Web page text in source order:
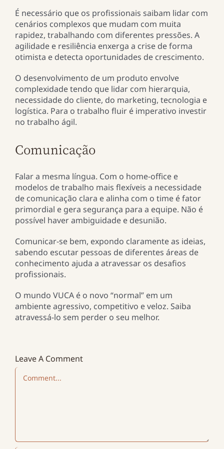
É necessário que os profissionais saibam lidar com
cenários complexos que mudam com muita
rapidez, trabalhando com diferentes pressões. A
agilidade e resiliência enxerga a crise de forma
otimista e detecta oportunidades de crescimento.
O desenvolvimento de um produto envolve
complexidade tendo que lidar com hierarquia,
necessidade do cliente, do marketing, tecnologia e
logística. Para o trabalho fluir é imperativo investir
no trabalho ágil.
Comunicação
Falar a mesma língua. Com o home-office e
modelos de trabalho mais flexíveis a necessidade
de comunicação clara e alinha com o time é fator
primordial e gera segurança para a equipe. Não é
possível haver ambiguidade e desunião.
Comunicar-se bem, expondo claramente as ideias,
sabendo escutar pessoas de diferentes áreas de
conhecimento ajuda a atravessar os desafios
profissionais.
O mundo VUCA é o novo “normal” em um
ambiente agressivo, competitivo e veloz. Saiba
atravessá-lo sem perder o seu melhor.
Leave A Comment
Comment